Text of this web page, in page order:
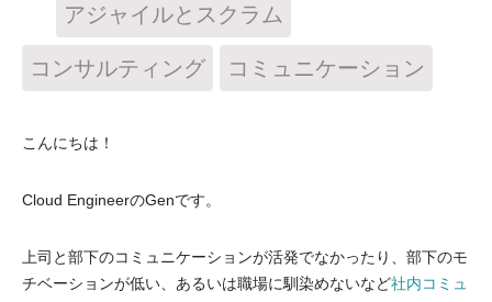
アジャイルとスクラム
コンサルティング コミュニケーション
こんにちは！
Cloud EngineerのGenです。
上司と部下のコミュニケーションが活発でなかったり、部下のモ
チベーションが低い、あるいは職場に馴染めないなど社内コミュ